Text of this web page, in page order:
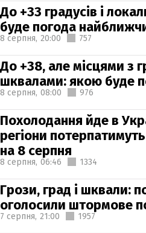
До +33 градусів і
буде погода
8 серпня, 20:00 757
До +38, але місцями з
шквалами: якою буде
8 серпня, 08:00 976
Похолодання йде в
регіони
на 8 серпня
8 серпня, 06:46 1334
Грози, град і шквали:
оголосили штормове
7 серпня, 21:00 1957